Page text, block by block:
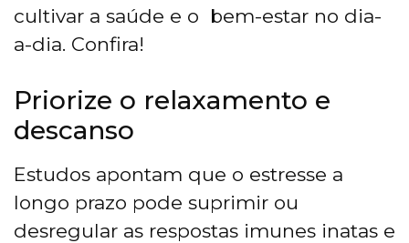
cultivar a saúde e o bem-estar no dia-
a-dia. Confira!
Priorize o relaxamento e
descanso
Estudos apontam que o estresse a
longo prazo pode suprimir ou
desregular as respostas imunes inatas e